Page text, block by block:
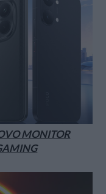
MONITOR